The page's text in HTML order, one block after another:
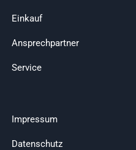
Einkauf
Ansprechpartner
Service
Impressum
Datenschutz